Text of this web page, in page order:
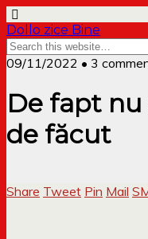
Dollo zice Bine
09/11/2022 • 3
De fapt
de făcut
Share Tweet Pin Mail